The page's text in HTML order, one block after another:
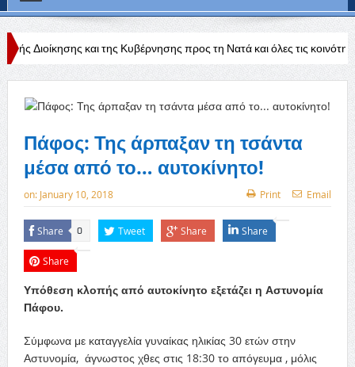
της Κυβέρνησης προς τη Νατά και όλες τις κοινότητες της Πάφου»
Πάφος: Της άρπαξαν τη τσάντα
μέσα από το… αυτοκίνητο!
on: January 10, 2018 Print Email
Share 0 Tweet Share Share
Share
Υπόθεση κλοπής από αυτοκίνητο εξετάζει η Αστυνομία
Πάφου.
Σύμφωνα με καταγγελία γυναίκας ηλικίας 30 ετών στην
Αστυνομία, άγνωστος χθες στις 18:30 το απόγευμα , μόλις